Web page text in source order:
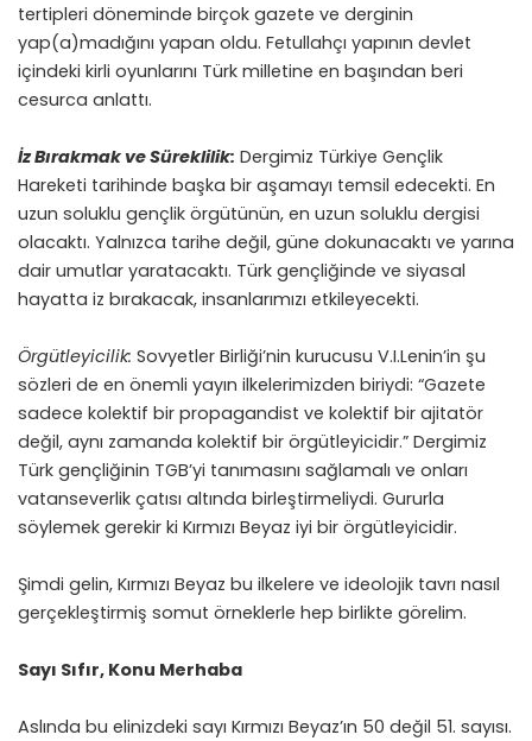
tertipleri döneminde birçok gazete ve derginin
yap(a)madığını yapan oldu. Fetullahçı yapının devlet
içindeki kirli oyunlarını Türk milletine en başından beri
cesurca anlattı.
İz Bırakmak ve Süreklilik: Dergimiz Türkiye Gençlik
Hareketi tarihinde başka bir aşamayı temsil edecekti. En
uzun soluklu gençlik örgütünün, en uzun soluklu dergisi
olacaktı. Yalnızca tarihe değil, güne dokunacaktı ve yarına
dair umutlar yaratacaktı. Türk gençliğinde ve siyasal
hayatta iz bırakacak, insanlarımızı etkileyecekti.
Örgütleyicilik: Sovyetler Birliği’nin kurucusu V.I.Lenin’in şu
sözleri de en önemli yayın ilkelerimizden biriydi: “Gazete
sadece kolektif bir propagandist ve kolektif bir ajitatör
değil, aynı zamanda kolektif bir örgütleyicidir.” Dergimiz
Türk gençliğinin TGB’yi tanımasını sağlamalı ve onları
vatanseverlik çatısı altında birleştirmeliydi. Gururla
söylemek gerekir ki Kırmızı Beyaz iyi bir örgütleyicidir.
Şimdi gelin, Kırmızı Beyaz bu ilkelere ve ideolojik tavrı nasıl
gerçekleştirmiş somut örneklerle hep birlikte görelim.
Sayı Sıfır, Konu Merhaba
Aslında bu elinizdeki sayı Kırmızı Beyaz’ın 50 değil 51. sayısı.